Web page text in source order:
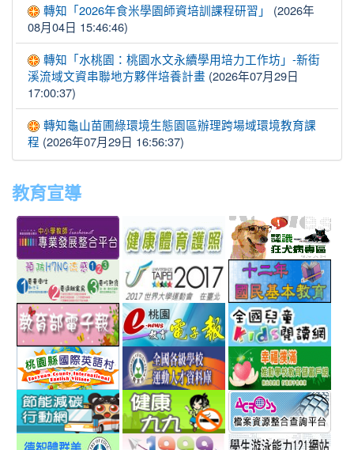
轉知「2026年食米學園師資培訓課程研習」
(2026年
08月04日 15:46:46)
轉知「水桃園：桃園水文永續學用培力工作坊」-新街
溪流域文資串聯地方夥伴培養計畫 (2026年07月29日
17:00:37)
轉知龜山苗圃綠環境生態園區辦理跨場域環境教育課
程 (2026年07月29日 16:56:37)
教育宣導
to
http://teachernet.moe.edu.tw/MAIN/index.aspx
link
to
https://airtw.epa.gov.tw/
link
to
http://
link
link
to
http://www.perdc.ntnu.edu.tw/anti-
flu/catalog.php?
MainCatalogID=2
link
http://
link
to
http://epaper.edu.tw/
link
to
http://163.30.192.132/
link
to
http://ev.tyc.edu.tw/
link
to
https://
to
link
to
http://ecolife.epa.gov.tw/cooler/default.aspx
link
to
http://
link
link